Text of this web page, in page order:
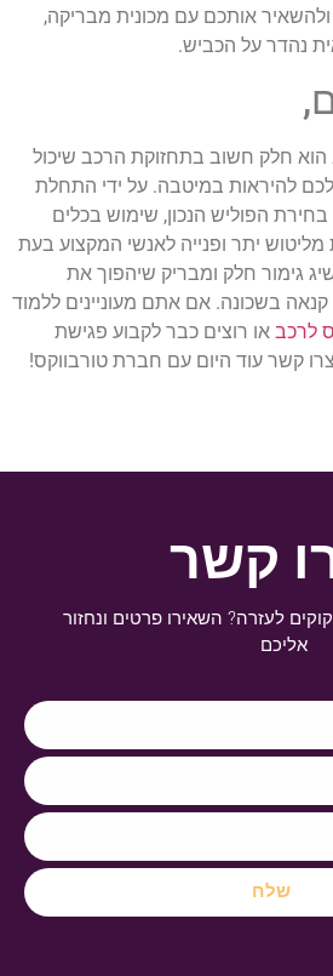
אותכם עם מכונית מבריקה,
נהדר על הכביש.
הוא חלק חשוב בתחזוקת הרכב שיכול
להיראות במיטבה. על ידי התחלת
בחירת הפוליש הנכון, שימוש בכלים
מליטוש יתר ופנייה לאנשי המקצוע בעת
גימור חלק ומבריק שיהפוך את
קנאה בשכונה. אם אתם מעוניינים ללמוד
לרכב או רוצים כבר לקבוע פגישת
קשר עוד היום עם חברת טורבווקס!
קשר
לעזרה? השאירו פרטים ונחזור
אליכם
שלח